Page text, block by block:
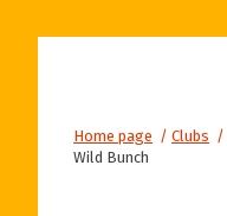
Home page / Clubs /
Wild Bunch